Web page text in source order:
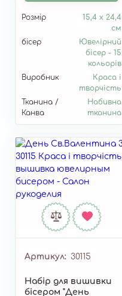
Розмір
15,4 х 24,4
см
бісер
Ювелірний
бісер - 15
кольорів
Виробник
Краса і
творчість
Тканина /
Канва
Набивна
тканина
Артикул 30115
Набір для вишивки
бісером "День